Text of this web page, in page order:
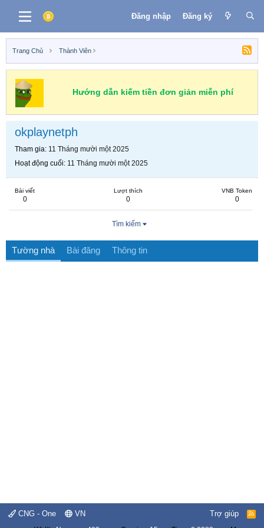
Đăng nhập Đăng ký
Trang Chủ Thành Viên
Hướng dẫn kiếm tiền đơn giản miễn phí
okplaynetph
Tham gia 11 Tháng mười một 2025
Hoạt động cuối 11 Tháng mười một 2025
Bài viết
0
Lượt thích
0
VNB Token
0
Tìm kiếm
Tường nhà Bài đăng Thông tin
CNG - One VN Trợ giúp
R